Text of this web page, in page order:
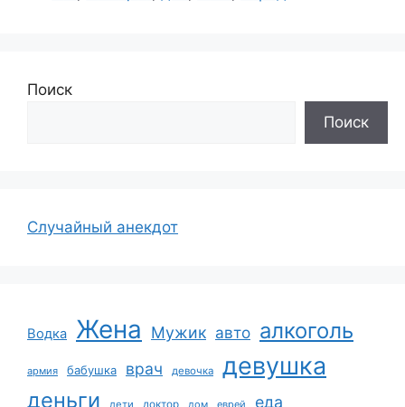
Поиск
Поиск
Случайный анекдот
Водка Жена Мужик авто алкоголь
армия бабушка врач девочка девушка
деньги дети доктор дом еврей еда